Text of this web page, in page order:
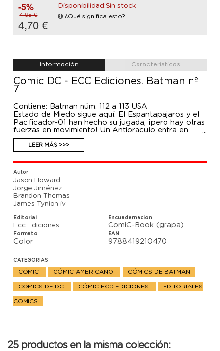
-5%
4,95 €
4,70 €
Disponibilidad:Sin stock
¿Qué significa esto?
Información Características
Comic DC - ECC Ediciones. Batman nº
7
Contiene: Batman núm. 112 a 113 USA
Estado de Miedo sigue aquí. El Espantapájaros y el
Pacificador-01 han hecho su jugada, ¡pero hay otras
fuerzas en movimiento! Un Antioráculo entra en
escena, dispuesto a difundir noticias falsas e incitar a
la violencia en las calles de Gotham. Mientras, ¿qué
conexión existe entre Ghostmaker y Jonathan
Crane? Clownhunter protagoniza la historia de
complemento.
LEER MÁS >>>
Autor
Jason Howard
Jorge Jiménez
Brandon Thomas
James Tynion iv
Editorial
Ecc Ediciones
Encuadernacion
ComiC-Book (grapa)
Formato
Color
EAN
9788419210470
CATEGORIAS
CÓMIC CÓMIC AMERICANO CÓMICS DE BATMAN
CÓMICS DE DC CÓMIC ECC EDICIONES EDITORIALES
COMICS
25 productos en la misma colección: